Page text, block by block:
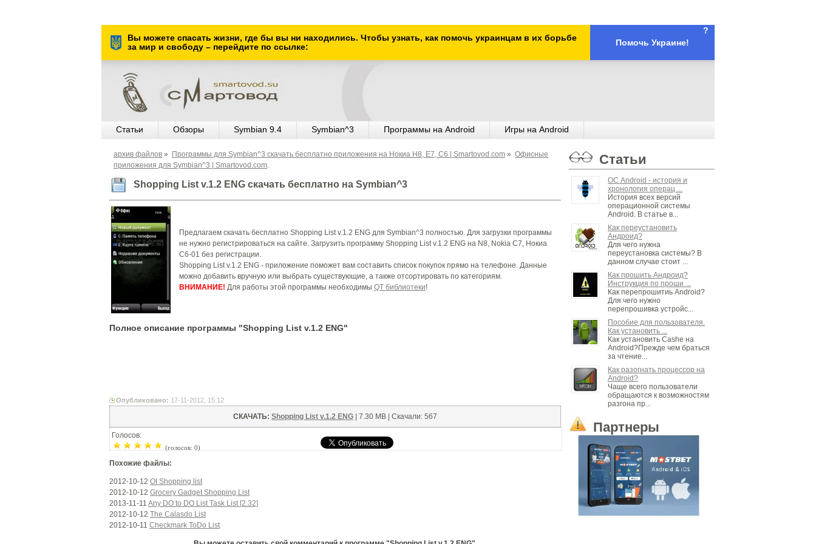
Вы можете спасать жизни, где бы вы ни находились. Чтобы узнать, как помочь украинцам в их борьбе
за мир и свободу – перейдите по ссылке:
Помочь Украине!
?
Статьи Обзоры Symbian 9.4 Symbian^3 Программы на Android Игры на Android
архив файлов » Программы для Symbian^3 скачать бесплатно приложения на Нокиа Н8, E7, C6 | Smartovod.com » Офисные
приложения для Symbian^3 | Smartovod.com.
Shopping List v.1.2 ENG скачать бесплатно на Symbian^3
Предлагаем скачать бесплатно Shopping List v.1.2 ENG для Symbian^3 полностью. Для загрузки программы
не нужно регистрироваться на сайте. Загрузить программу Shopping List v.1.2 ENG на N8, Nokia С7, Нокиа
С6-01 без регистрации.
Shopping List v.1.2 ENG - приложение поможет вам составить список покупок прямо на телефоне. Данные
можно добавить вручную или выбрать существующие, а также отсортировать по категориям.
ВНИМАНИЕ! Для работы этой программы необходимы QT библиотеки!
Полное описание программы "Shopping List v.1.2 ENG"
Опубликовано: 17-11-2012, 15:12
СКАЧАТЬ: Shopping List v.1.2 ENG | 7.30 MB | Скачали: 567
Голосов:
(голосов: 0)
Похожие файлы:
2012-10-12 OI Shopping list
2012-10-12 Grocery Gadget Shopping List
2013-11-11 Any DO to DO List Task List [2.32]
2012-10-12 The Calasdo List
2012-10-11 Checkmark ToDo List
Статьи
ОС Android - история и
хронология операц ...
История всех версий
операционной системы
Android. В статье в...
Как переустановить
Андроид?
Для чего нужна
переустановка системы? В
данном случае стоит ...
Как прошить Андроид?
Инструкция по проши ...
Как перепрошитиь Android?
Для чего нужно
перепрошивка устройс...
Пособие для пользователя.
Как установить ...
Как установить Cashe на
Android?Прежде чем браться
за чтение...
Как разогнать процессор на
Android?
Чаще всего пользователи
обращаются к возможностям
разгона пр...
Партнеры